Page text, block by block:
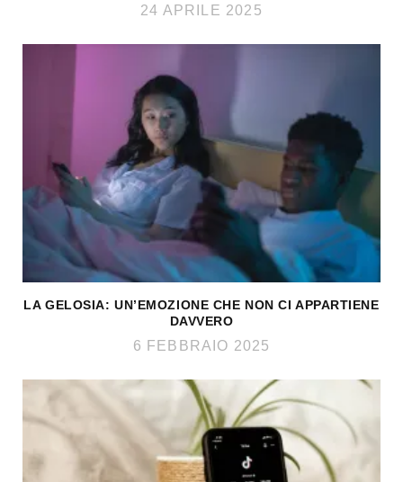
24 APRILE 2025
LA GELOSIA: UN’EMOZIONE CHE NON CI APPARTIENE
DAVVERO
6 FEBBRAIO 2025